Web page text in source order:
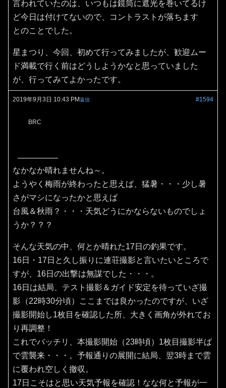
言われていたのは、いつもは鏡筒に遮光を巻いてるけ
ど今日は付けてないので、コントラストが落ちます
とのことでした。
星まつり、今回、初めて行ってみましたが、歓迎ムー
ド満載で行く前はどうしようかなと思っていました
が、行ってみてよかったです。
2019年9月3日 10:43 PM #1594
返信
BRC
なかなか晴れませんね～。
ようやく梅雨が終わったと思えば、猛暑・・・少し暑
さがマシになったかと思えば
台風＆秋雨？・・・天気どうにかならないものでしょ
うか？？？
そんな天気の中、何とか晴れた17日の釣果です。
16日・17日と久し振りに連荘撮影と言いたいところで
すが、16日の出撃は無謀でした・・・。
16日は結局、テスト撮影＆ガイド安定を待っていざ撮
影（22時30分頃）ここまでは良かったのですが、いざ
撮影開始し1枚目を確認した所、大きく画角が外れてお
り再調整！
これでバッチリ、本撮影開始（23時頃）1枚目撮影半ば
で雲襲来・・・。予報通りの展開に結局、翌3時まで雲
に覆われ空しく撤収。
17日こそはと思い天気予報を確認！なな何と予報が一